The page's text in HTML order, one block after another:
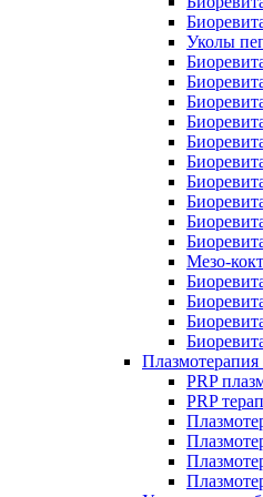
Уколы
Мезо-
Плазмотерапия
PRP
PRP